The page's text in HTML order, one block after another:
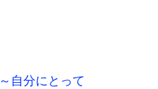
自分にとって